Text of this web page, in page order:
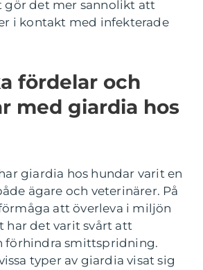
gör det mer sannolikt att
i kontakt med infekterade
fördelar och
med giardia hos
giardia hos hundar varit en
ägare och veterinärer. På
att överleva i miljön
har det varit svårt att
förhindra smittspridning.
typer av giardia visat sig